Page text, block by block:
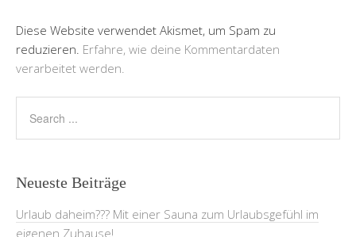
Diese Website verwendet Akismet, um Spam zu
reduzieren. Erfahre, wie deine Kommentardaten
verarbeitet werden.
Neueste Beiträge
Urlaub daheim??? Mit einer Sauna zum Urlaubsgefühl im
eigenen Zuhause!